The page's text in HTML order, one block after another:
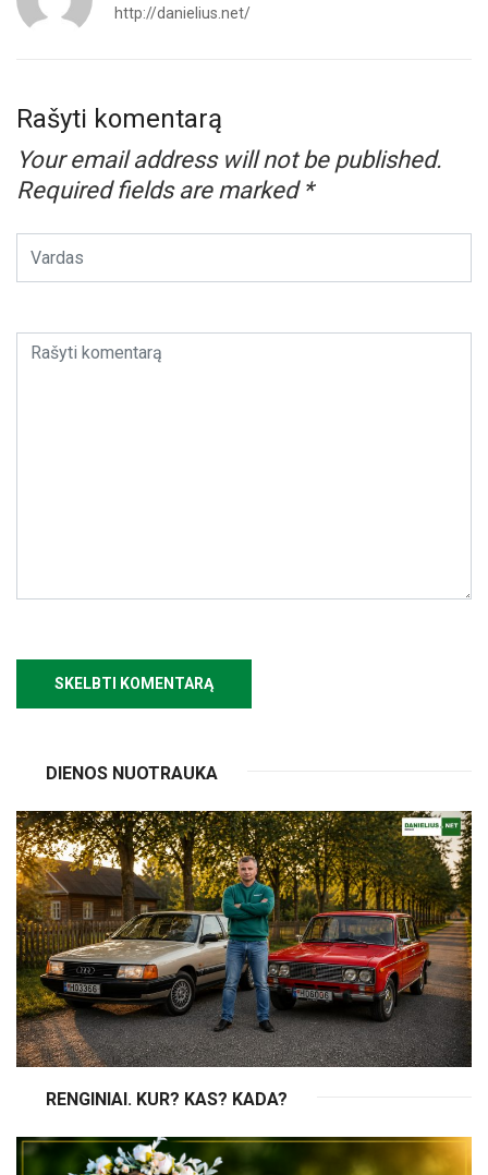
http://danielius.net/
Rašyti komentarą
Your email address will not be published.
Required fields are marked *
DIENOS NUOTRAUKA
RENGINIAI. KUR? KAS? KADA?